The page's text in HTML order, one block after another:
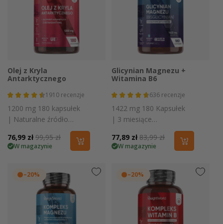
Olej z Kryla
Antarktycznego
1910 recenzje
1200 mg 180 kapsułek
| Naturalne źródło
astaksantyny,
fosfolipidów i choliny
Cena
promocyjna
76,99 zł Cena
regularna
99,95 zł
W magazynie
Glicynian Magnezu +
Witamina B6
636 recenzje
1422 mg 180 Kapsułek
| 3 miesiące
Cena
promocyjna
77,89 zł Cena
regularna
83,99 zł
W magazynie
–20% –20%